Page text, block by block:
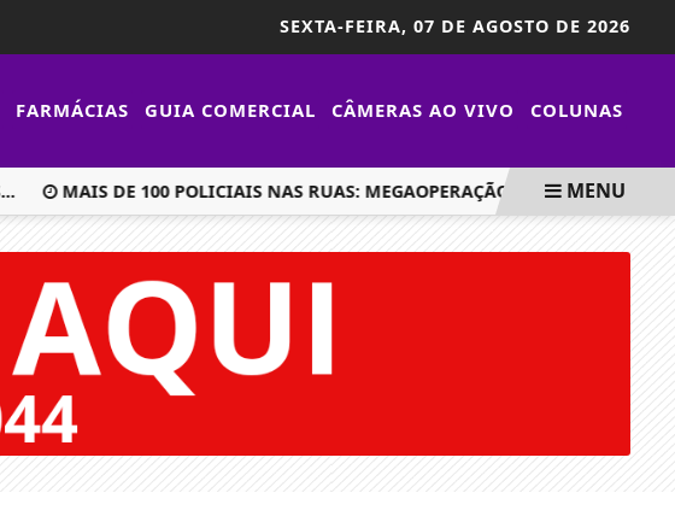
SEXTA-FEIRA, 07 DE AGOSTO DE 2026
FARMÁCIAS GUIA COMERCIAL CÂMERAS AO VIVO COLUNAS
MAIS DE 100 POLICIAIS NAS RUAS: MEGAOPERAÇÃO EM SARANDI TEM
MENU